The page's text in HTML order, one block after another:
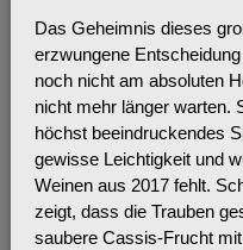
Das Geheimnis dieses
erzwungene
noch nicht am absoluten
nicht mehr länger warten.
höchst beeindruckendes
gewisse Leichtigkeit und
Weinen aus 2017 fehlt.
zeigt, dass die Trauben
saubere Cassis-Frucht